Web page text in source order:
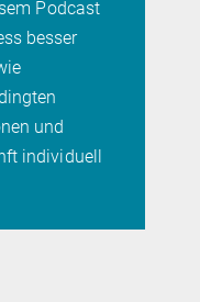
Eigenschaft bei einer gut
Amphibienart